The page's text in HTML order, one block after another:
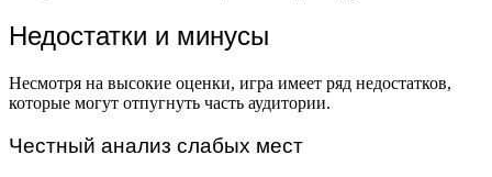
Недостатки и минусы
Несмотря на высокие оценки, игра имеет ряд недостатков,
которые могут отпугнуть часть аудитории.
Честный анализ слабых мест